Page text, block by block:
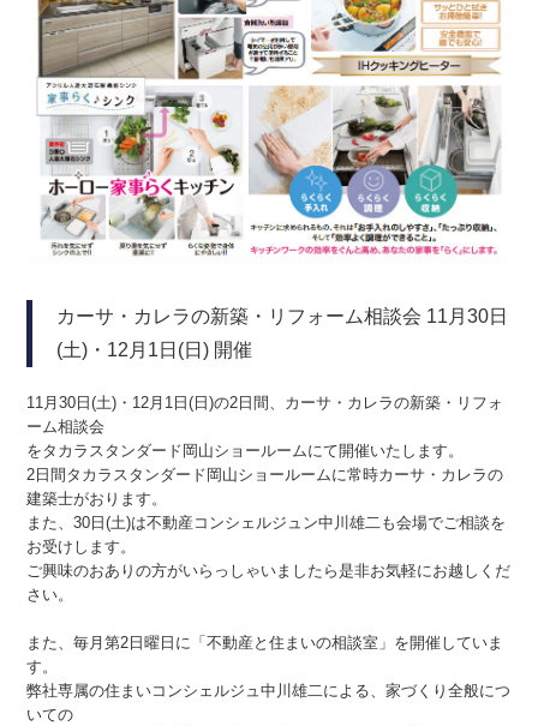
カーサ・カレラの新築・リフォーム相談会 11月30日
(土)・12月1日(日) 開催
11月30日(土)・12月1日(日)の2日間、カーサ・カレラの新築・リフォ
ーム相談会
をタカラスタンダード岡山ショールームにて開催いたします。
2日間タカラスタンダード岡山ショールームに常時カーサ・カレラの
建築士がおります。
また、30日(土)は不動産コンシェルジュン中川雄二も会場でご相談を
お受けします。
ご興味のおありの方がいらっしゃいましたら是非お気軽にお越しくだ
さい。
また、毎月第2日曜日に「不動産と住まいの相談室」を開催していま
す。
弊社専属の住まいコンシェルジュ中川雄二による、家づくり全般につ
いての